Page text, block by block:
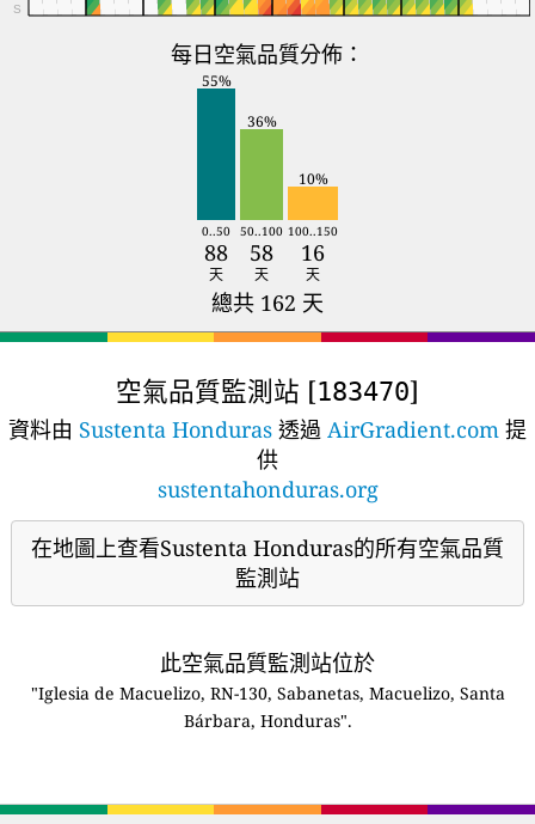
S
每日空氣品質分佈：
55%
36%
10%
0..50 50..100 100..150
88 58 16
天 天 天
總共 162 天
空氣品質監測站 [183470]
資料由 Sustenta Honduras 透過 AirGradient.com 提
供
sustentahonduras.org
在地圖上查看Sustenta Honduras的所有空氣品質
監測站
此空氣品質監測站位於
"Iglesia de Macuelizo, RN-130, Sabanetas, Macuelizo, Santa
Bárbara, Honduras".